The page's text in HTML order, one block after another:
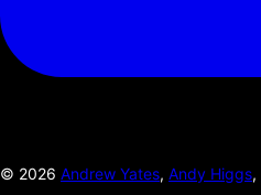
© 2026 Andrew Yates, Andy Higgs,